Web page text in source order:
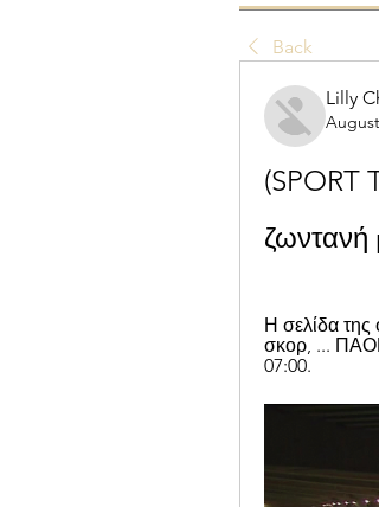
Back
Lilly
(SPORT
ζωντανή
Η σελίδα
σκορ, ...
07:00.